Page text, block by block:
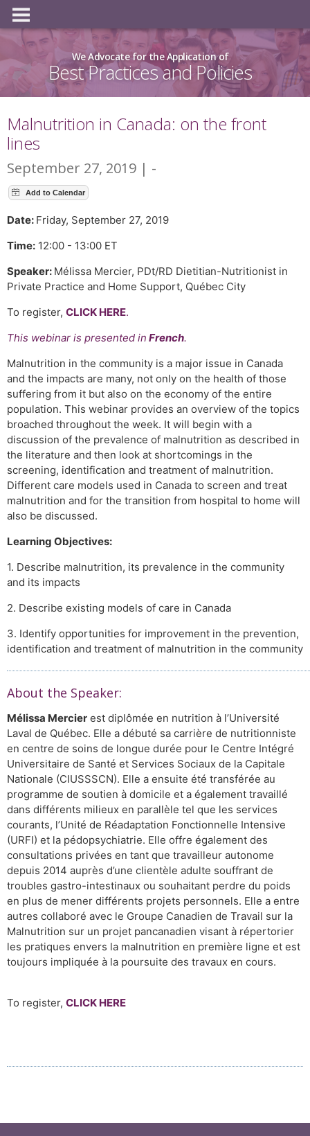
We Advocate for the Application of
Best Practices and Policies
Malnutrition in Canada: on the front
lines
September 27, 2019 | -
Date: Friday, September 27, 2019
Time: 12:00 - 13:00 ET
Speaker: Mélissa Mercier, PDt/RD Dietitian-Nutritionist in
Private Practice and Home Support, Québec City
To register, CLICK HERE.
This webinar is presented in French.
Malnutrition in the community is a major issue in Canada
and the impacts are many, not only on the health of those
suffering from it but also on the economy of the entire
population. This webinar provides an overview of the topics
broached throughout the week. It will begin with a
discussion of the prevalence of malnutrition as described in
the literature and then look at shortcomings in the
screening, identification and treatment of malnutrition.
Different care models used in Canada to screen and treat
malnutrition and for the transition from hospital to home will
also be discussed.
Learning Objectives:
1. Describe malnutrition, its prevalence in the community
and its impacts
2. Describe existing models of care in Canada
3. Identify opportunities for improvement in the prevention,
identification and treatment of malnutrition in the community
About the Speaker:
Mélissa Mercier est diplômée en nutrition à l’Université
Laval de Québec. Elle a débuté sa carrière de nutritionniste
en centre de soins de longue durée pour le Centre Intégré
Universitaire de Santé et Services Sociaux de la Capitale
Nationale (CIUSSSCN). Elle a ensuite été transférée au
programme de soutien à domicile et a également travaillé
dans différents milieux en parallèle tel que les services
courants, l’Unité de Réadaptation Fonctionnelle Intensive
(URFI) et la pédopsychiatrie. Elle offre également des
consultations privées en tant que travailleur autonome
depuis 2014 auprès d’une clientèle adulte souffrant de
troubles gastro-intestinaux ou souhaitant perdre du poids
en plus de mener différents projets personnels. Elle a entre
autres collaboré avec le Groupe Canadien de Travail sur la
Malnutrition sur un projet pancanadien visant à répertorier
les pratiques envers la malnutrition en première ligne et est
toujours impliquée à la poursuite des travaux en cours.
To register, CLICK HERE